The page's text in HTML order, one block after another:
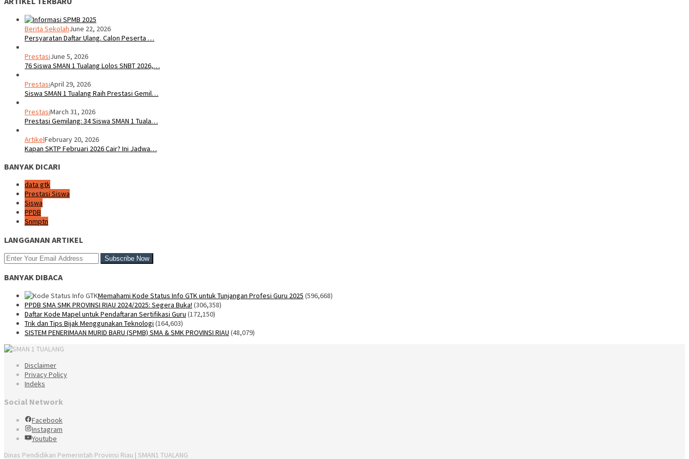
Berita SekolahJune 22, 2026
Persyaratan Daftar Ulang. Calon Peserta …
PrestasiJune 5, 2026
76 Siswa SMAN 1 Tualang Lolos SNBT 2026,…
PrestasiApril 29, 2026
Siswa SMAN 1 Tualang Raih Prestasi Gemil…
PrestasiMarch 31, 2026
Prestasi Gemilang: 34 Siswa SMAN 1 Tuala…
ArtikelFebruary 20, 2026
Kapan SKTP Februari 2026 Cair? Ini Jadwa…
BANYAK DICARI
data gtk
Prestasi Siswa
Siswa
PPDB
Snmptn
LANGGANAN ARTIKEL
BANYAK DIBACA
Memahami Kode Status Info GTK untuk Tunjangan Profesi Guru 2025 (596,668)
PPDB SMA SMK PROVINSI RIAU 2024/2025: Segera Buka! (306,358)
Daftar Kode Mapel untuk Pendaftaran Sertifikasi Guru (172,150)
Trik dan Tips Bijak Menggunakan Teknologi (164,603)
SISTEM PENERIMAAN MURID BARU (SPMB) SMA & SMK PROVINSI RIAU (48,079)
Disclaimer
Privacy Policy
Indeks
Social Network
Facebook
Instagram
Youtube
Dinas Pendidikan Pemerintah Provinsi Riau | SMAN1 TUALANG